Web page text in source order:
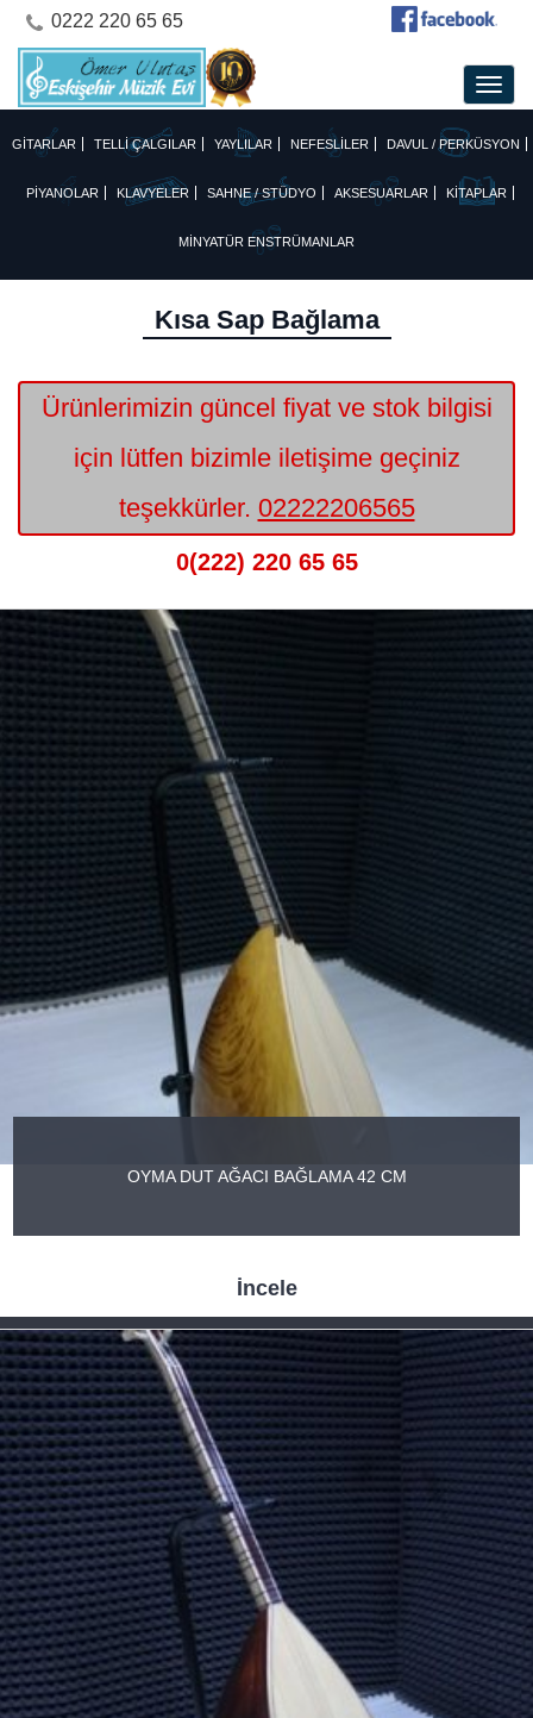
0222 220 65 65
GİTARLAR TELLİ ÇALGILAR YAYLILAR NEFESLİLER DAVUL / PERKÜSYON
PİYANOLAR KLAVYELER SAHNE / STÜDYO AKSESUARLAR KİTAPLAR
MİNYATÜR ENSTRÜMANLAR
Kısa Sap Bağlama
Ürünlerimizin güncel fiyat ve stok bilgisi
için lütfen bizimle iletişime geçiniz
teşekkürler. 02222206565
0(222) 220 65 65
OYMA DUT AĞACI BAĞLAMA 42 CM
İncele